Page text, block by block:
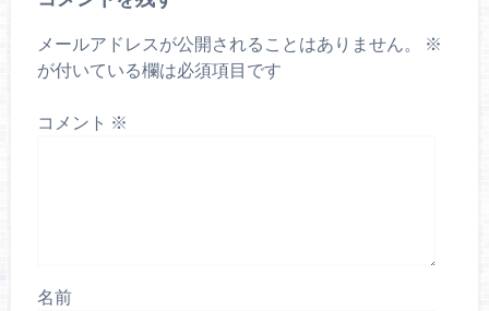
メールアドレスが公開されることはありません。
※
が付いている欄は必須項目です
コメント ※
名前